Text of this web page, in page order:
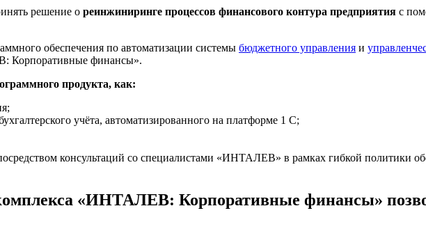
решение о реинжиниринге процессов финансового контура предприятия с
обеспечения по автоматизации системы бюджетного управления и
Корпоративные финансы».
продукта, как:
учёта, автоматизированного на платформе 1 С;
консультаций со специалистами «ИНТАЛЕВ» в рамках гибкой политики
«ИНТАЛЕВ: Корпоративные финансы»